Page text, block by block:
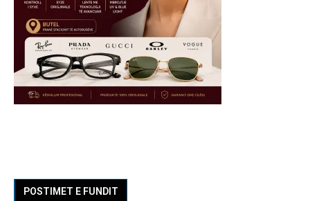
POSTIMET E FUNDIT